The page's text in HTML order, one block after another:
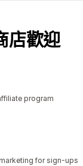
店歡迎
program
for sign-ups